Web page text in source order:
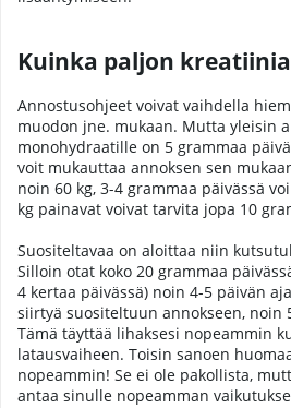
Kuinka paljon
Annostusohjeet voivat vaihdella
muodon jne. mukaan. Mutta yleisin
monohydraatille on 5 grammaa
voit mukauttaa annoksen sen
noin 60 kg, 3-4 grammaa päivässä
kg painavat voivat tarvita jopa 10
Suositeltavaa on aloittaa niin
Silloin otat koko 20 grammaa
4 kertaa päivässä) noin 4-5 päivän
siirtyä suositeltuun annokseen, noin
Tämä täyttää lihaksesi nopeammin
latausvaiheen. Toisin sanoen
nopeammin! Se ei ole pakollista,
antaa sinulle nopeamman